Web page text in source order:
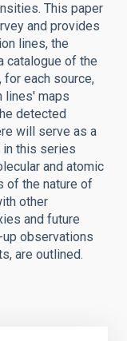
This paper
and provides
lines, the
catalogue of the
for each source,
lines' maps
detected
will serve as a
in this series
and atomic
of the nature of
other
and future
observations
are outlined.